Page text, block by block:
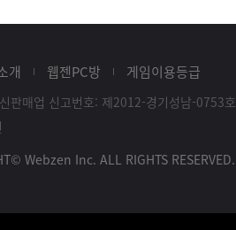
개 웹젠PC방 게임이용등급
판매업 신고번호: 제2012-경기성남-0753호
Webzen Inc. ALL RIGHTS RESERVED.